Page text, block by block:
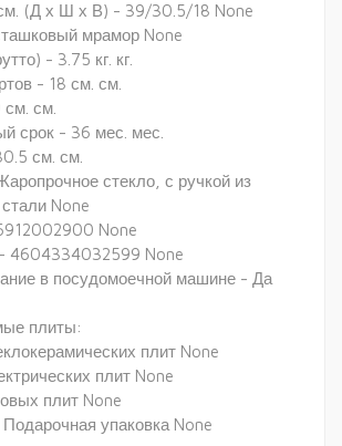
(Д х Ш х В) - 39/30.5/18 None
мрамор None
- 3.75 кг. кг.
- 18 см. см.
см.
срок - 36 мес. мес.
см. см.
стекло, с ручкой из
None
None
4604334032599 None
в посудомоечной машине - Да
плиты:
плит None
плит None
плит None
упаковка None